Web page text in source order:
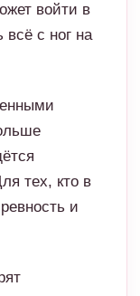
тех, кто в